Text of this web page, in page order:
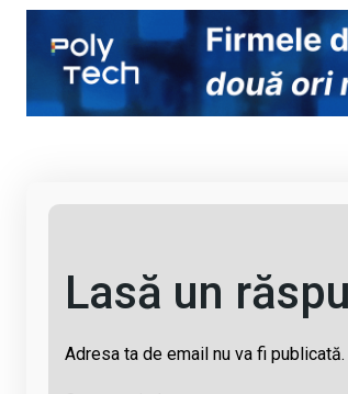
py
Li
n
k
ce
b
o
o
at
s
A
p
e
a
d
s
ail
Lasă un
Adresa ta de email nu va fi publicată.